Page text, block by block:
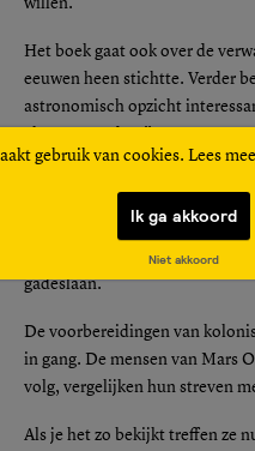
gebruik van cookies. Lees
Ik ga akkoord
Niet akkoord
Het boek gaat ook over de
eeuwen heen stichtte. Verder
astronomisch opzicht
– Kun je iets zeggen over
“Ik had na Het Been in de
Amsterdam CS behoefte aan
gadeslaan.
De voorbereidingen van
in gang. De mensen van Mars
volg, vergelijken hun streven
Als je het zo bekijkt treffen ze